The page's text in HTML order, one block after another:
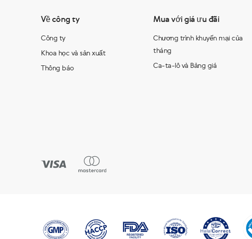
Về công ty
Công ty
Khoa học và sản xuất
Thông báo
Mua với giá ưu đãi
Chương trình khuyến mại của
tháng
Ca-ta-lô và Bảng giá